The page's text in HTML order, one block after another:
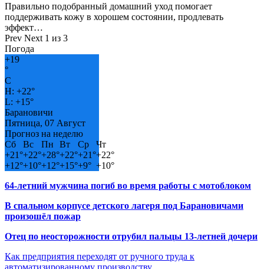
Правильно подобранный домашний уход помогает
поддерживать кожу в хорошем состоянии, продлевать
эффект…
Prev Next 1 из 3
Погода
+19
°
C
H: +22°
L: +15°
Барановичи
Пятница, 07 Август
Прогноз на неделю
Сб
Вс Пн Вт Ср
Чт
+21°+22°+28°+22°+21°+22°
+12°+10°+12°+15°+9° +10°
64-летний мужчина погиб во время работы с мотоблоком
В спальном корпусе детского лагеря под Барановичами
произошёл пожар
Отец по неосторожности отрубил пальцы 13-летней дочери
Как предприятия переходят от ручного труда к
автоматизированному производству